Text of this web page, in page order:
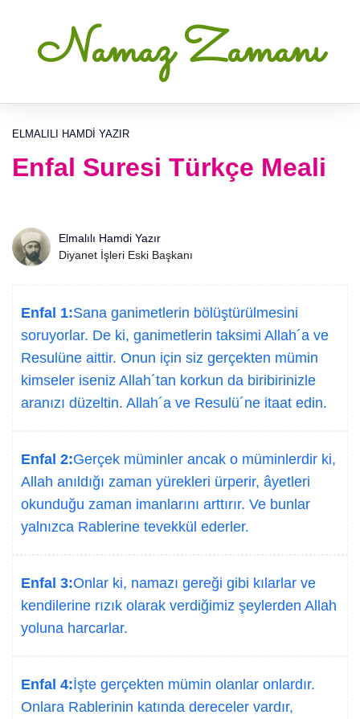
Namaz Zamanı
ELMALILI HAMDI YAZIR
Enfal Suresi Türkçe Meali
Elmalılı Hamdi Yazır
Diyanet İşleri Eski Başkanı
Enfal 1:Sana ganimetlerin bölüştürülmesini
soruyorlar. De ki, ganimetlerin taksimi Allah´a ve
Resulüne aittir. Onun için siz gerçekten mümin
kimseler iseniz Allah´tan korkun da biribirinizle
aranızı düzeltin. Allah´a ve Resulü´ne itaat edin.
Enfal 2:Gerçek müminler ancak o müminlerdir ki,
Allah anıldığı zaman yürekleri ürperir, âyetleri
okunduğu zaman imanlarını arttırır. Ve bunlar
yalnızca Rablerine tevekkül ederler.
Enfal 3:Onlar ki, namazı gereği gibi kılarlar ve
kendilerine rızık olarak verdiğimiz şeylerden Allah
yoluna harcarlar.
Enfal 4:İşte gerçekten mümin olanlar onlardır.
Onlara Rablerinin katında dereceler vardır,